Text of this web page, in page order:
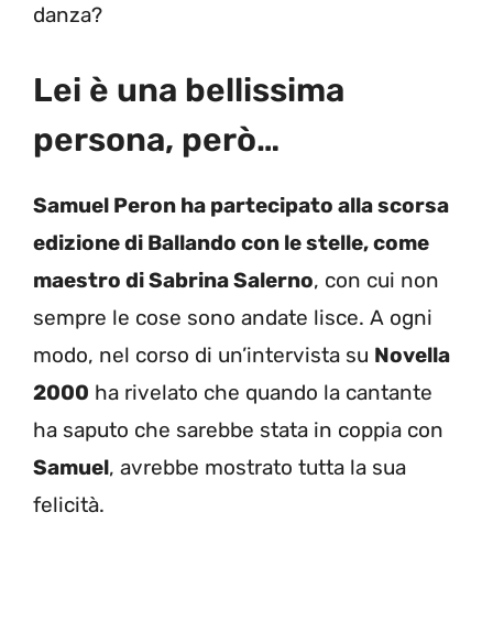
danza?
Lei è una bellissima
persona, però…
Samuel Peron ha partecipato alla scorsa
edizione di Ballando con le stelle, come
maestro di Sabrina Salerno, con cui non
sempre le cose sono andate lisce. A ogni
modo, nel corso di un’intervista su Novella
2000 ha rivelato che quando la cantante
ha saputo che sarebbe stata in coppia con
Samuel, avrebbe mostrato tutta la sua
felicità.